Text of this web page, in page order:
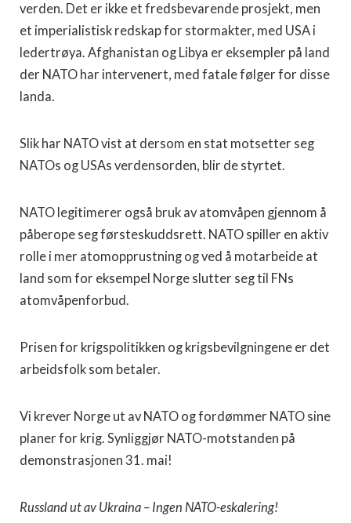
verden. Det er ikke et fredsbevarende prosjekt, men
et imperialistisk redskap for stormakter, med USA i
ledertrøya. Afghanistan og Libya er eksempler på land
der NATO har intervenert, med fatale følger for disse
landa.
Slik har NATO vist at dersom en stat motsetter seg
NATOs og USAs verdensorden, blir de styrtet.
NATO legitimerer også bruk av atomvåpen gjennom å
påberope seg førsteskuddsrett. NATO spiller en aktiv
rolle i mer atomopprustning og ved å motarbeide at
land som for eksempel Norge slutter seg til FNs
atomvåpenforbud.
Prisen for krigspolitikken og krigsbevilgningene er det
arbeidsfolk som betaler.
Vi krever Norge ut av NATO og fordømmer NATO sine
planer for krig. Synliggjør NATO-motstanden på
demonstrasjonen 31. mai!
Russland ut av Ukraina – Ingen NATO-eskalering!